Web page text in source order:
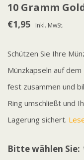
10 Gramm
€1,95 Inkl. MwSt.
Schützen Sie Ihre
Münzkapseln auf
fest zusammen und
Ring umschließt und
Lagerung sichert.
Bitte wählen Sie: